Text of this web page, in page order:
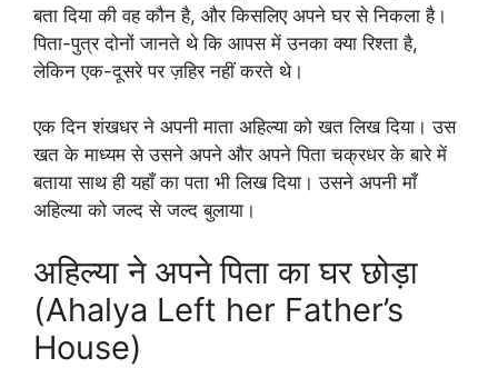
बता दिया की वह कौन है, और किसलिए अपने घर से निकला है।
पिता-पुत्र दोनों जानते थे कि आपस में उनका क्या रिश्ता है,
लेकिन एक-दूसरे पर ज़हिर नहीं करते थे।
एक दिन शंखधर ने अपनी माता अहिल्या को खत लिख दिया। उस
खत के माध्यम से उसने अपने और अपने पिता चक्रधर के बारे में
बताया साथ ही यहाँ का पता भी लिख दिया। उसने अपनी माँ
अहिल्या को जल्द से जल्द बुलाया।
अहिल्या ने अपने पिता का घर छोड़ा
(Ahalya Left her Father’s
House)